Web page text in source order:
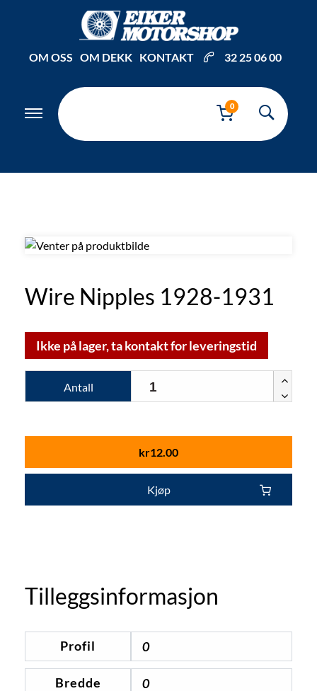
OM OSS OM DEKK KONTAKT 32 25 06 00
0
Wire Nipples 1928-1931
Ikke på lager, ta kontakt for leveringstid
Antall
kr12.00
Kjøp
Tilleggsinformasjon
Profil 0
Bredde 0